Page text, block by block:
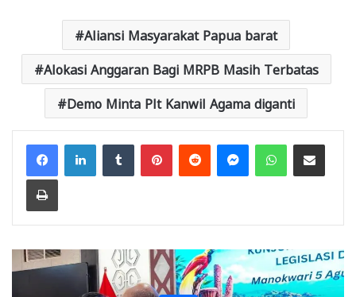
Aliansi Masyarakat Papua barat
Alokasi Anggaran Bagi MRPB Masih Terbatas
Demo Minta Plt Kanwil Agama diganti
FacebookLinkedInTumblr PinterestReddit MessengerWhatsAppShare via Email
Print